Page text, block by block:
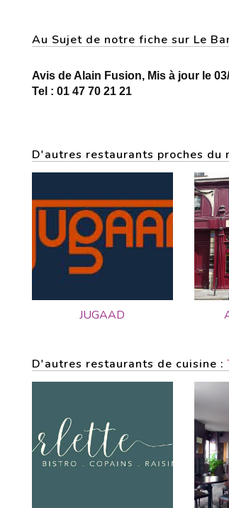
Au Sujet de notre fiche sur Le
Avis de Alain Fusion, Mis à jour le
Tel : 01 47 70 21 21
D'autres restaurants proches du
JUGAAD
D'autres restaurants de cuisine :